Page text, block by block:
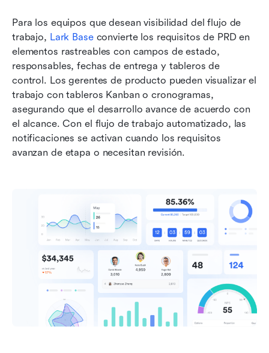
Para los equipos que desean visibilidad del flujo de
trabajo, Lark Base convierte los requisitos de PRD en
elementos rastreables con campos de estado,
responsables, fechas de entrega y tableros de
control. Los gerentes de producto pueden visualizar el
trabajo con tableros Kanban o cronogramas,
asegurando que el desarrollo avance de acuerdo con
el alcance. Con el flujo de trabajo automatizado, las
notificaciones se activan cuando los requisitos
avanzan de etapa o necesitan revisión.